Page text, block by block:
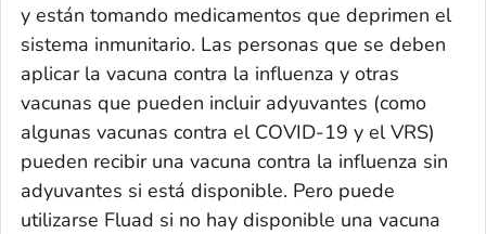
y están tomando medicamentos que deprimen el
sistema inmunitario. Las personas que se deben
aplicar la vacuna contra la influenza y otras
vacunas que pueden incluir adyuvantes (como
algunas vacunas contra el COVID-19 y el VRS)
pueden recibir una vacuna contra la influenza sin
adyuvantes si está disponible. Pero puede
utilizarse Fluad si no hay disponible una vacuna